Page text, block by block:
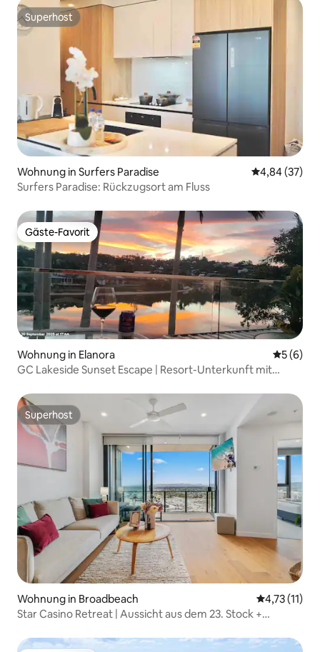
Superhost
Superhost
Wohnung in Surfers Paradise
4,84 (37)
Surfers Paradise: Rückzugsort am Fluss
Gäste-Favorit
Gäste-Favorit
Wohnung in Elanora
5 (6)
GC Lakeside Sunset Escape | Resort-Unterkunft mit
Superhost
Superhost
Wohnung in Broadbeach
4,73 (11)
Star Casino Retreat | Aussicht aus dem 23. Stock +